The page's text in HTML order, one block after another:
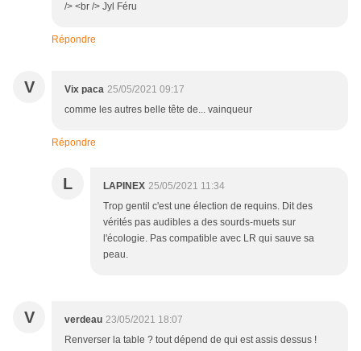
/> <br /> Jyl Féru
Répondre
V Vix paca 25/05/2021 09:17
comme les autres belle tête de... vainqueur
Répondre
L LAPINEX 25/05/2021 11:34
Trop gentil c'est une élection de requins. Dit des
vérités pas audibles a des sourds-muets sur
l'écologie. Pas compatible avec LR qui sauve sa
peau.
V verdeau 23/05/2021 18:07
Renverser la table ? tout dépend de qui est assis dessus !